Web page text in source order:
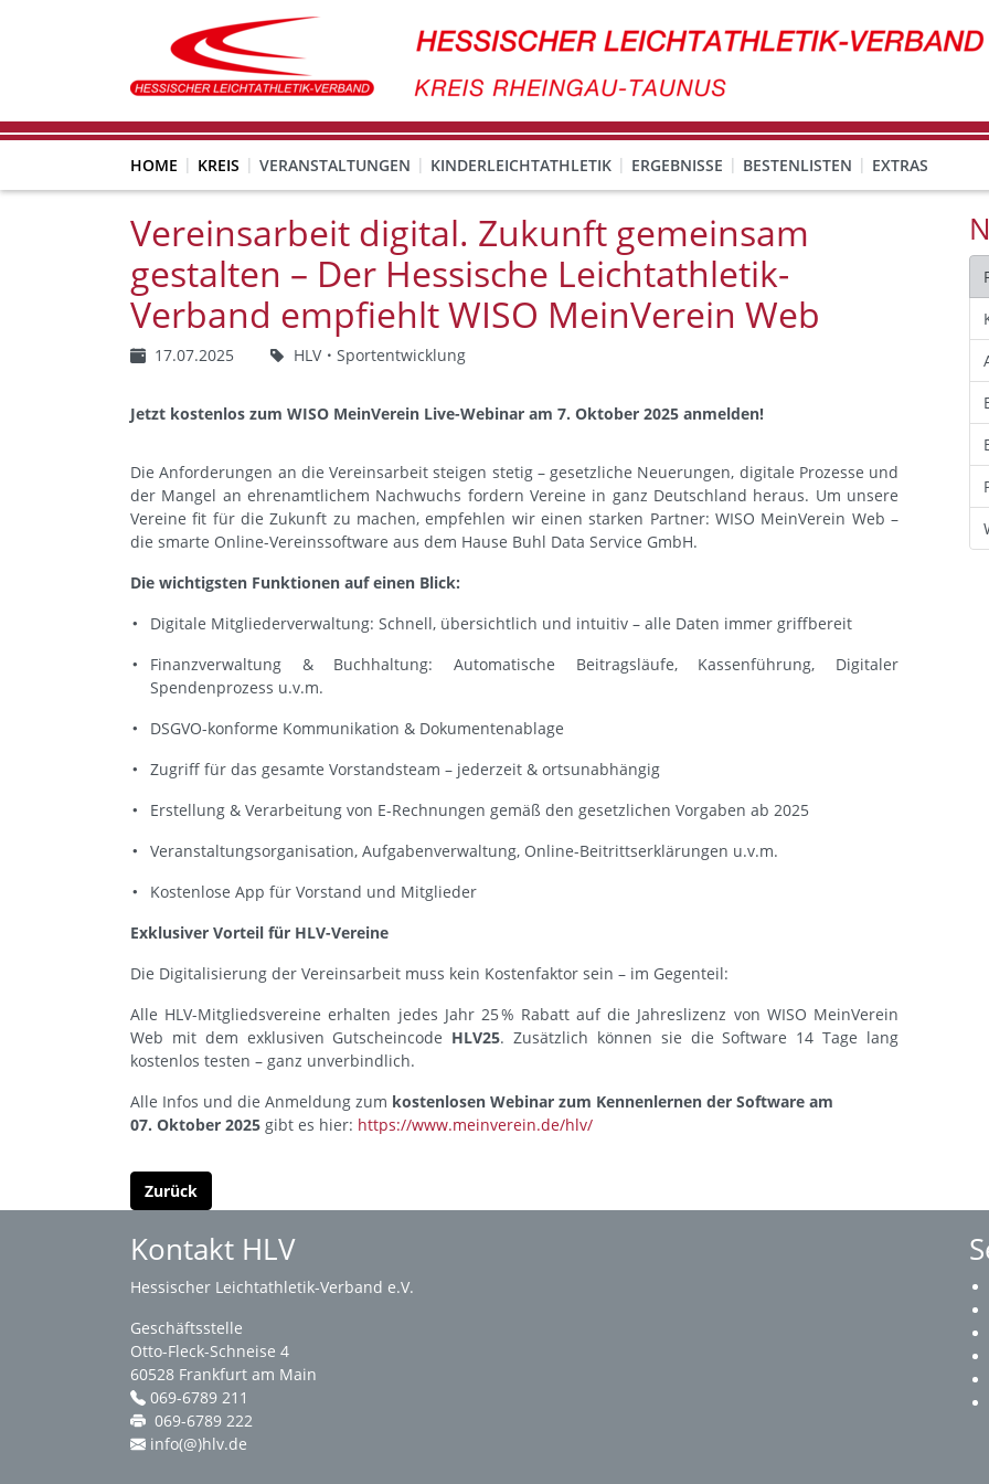
HOME KREIS VERANSTALTUNGEN KINDERLEICHTATHLETIK ERGEBNISSE BESTENLISTEN EXTRAS
Vereinsarbeit digital. Zukunft gemeinsam
gestalten – Der Hessische Leichtathletik-
Verband empfiehlt WISO MeinVerein Web
17.07.2025 HLV Sportentwicklung
Jetzt kostenlos zum WISO MeinVerein Live-Webinar am 7. Oktober 2025 anmelden!
Die Anforderungen an die Vereinsarbeit steigen stetig – gesetzliche Neuerungen, digitale Prozesse und
der Mangel an ehrenamtlichem Nachwuchs fordern Vereine in ganz Deutschland heraus. Um unsere
Vereine fit für die Zukunft zu machen, empfehlen wir einen starken Partner: WISO MeinVerein Web –
die smarte Online-Vereinssoftware aus dem Hause Buhl Data Service GmbH.
Die wichtigsten Funktionen auf einen Blick:
Digitale Mitgliederverwaltung: Schnell, übersichtlich und intuitiv – alle Daten immer griffbereit
Finanzverwaltung & Buchhaltung: Automatische Beitragsläufe, Kassenführung, Digitaler
Spendenprozess u.v.m.
DSGVO-konforme Kommunikation & Dokumentenablage
Zugriff für das gesamte Vorstandsteam – jederzeit & ortsunabhängig
Erstellung & Verarbeitung von E-Rechnungen gemäß den gesetzlichen Vorgaben ab 2025
Veranstaltungsorganisation, Aufgabenverwaltung, Online-Beitrittserklärungen u.v.m.
Kostenlose App für Vorstand und Mitglieder
Exklusiver Vorteil für HLV-Vereine
Die Digitalisierung der Vereinsarbeit muss kein Kostenfaktor sein – im Gegenteil:
Alle HLV-Mitgliedsvereine erhalten jedes Jahr 25 % Rabatt auf die Jahreslizenz von WISO MeinVerein
Web mit dem exklusiven Gutscheincode HLV25. Zusätzlich können sie die Software 14 Tage lang
kostenlos testen – ganz unverbindlich.
Alle Infos und die Anmeldung zum kostenlosen Webinar zum Kennenlernen der Software am
07. Oktober 2025 gibt es hier: https://www.meinverein.de/hlv/
Zurück
Kontakt HLV
Hessischer Leichtathletik-Verband e.V.
Geschäftsstelle
Otto-Fleck-Schneise 4
60528 Frankfurt am Main
069-6789 211
069-6789 222
info(@)hlv.de